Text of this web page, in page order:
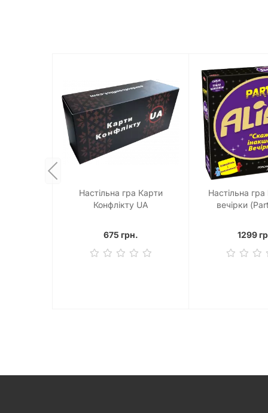
Настільна гра Карти
Конфлікту UA
675 грн.
Настільна гра
вечірки
1299